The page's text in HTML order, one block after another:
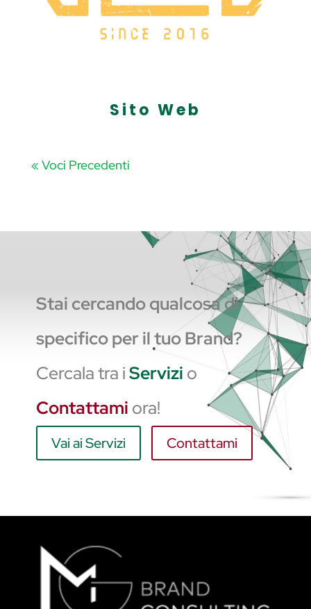
Sito Web
« Voci Precedenti
Stai cercando qualcosa di
specifico per il tuo Brand?
Cercala tra iServizi o
Contattami ora!
Vai ai Servizi Contattami